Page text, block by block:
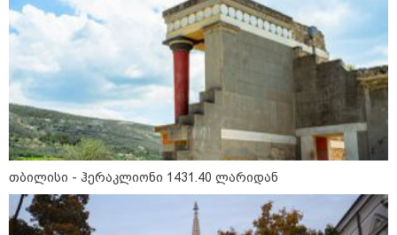
თბილისი - ჰერაკლიონი 1431.40 ლარიდან